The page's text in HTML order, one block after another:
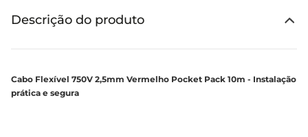
Descrição do produto
Cabo Flexível 750V 2,5mm Vermelho Pocket Pack 10m - Instalação
prática e segura